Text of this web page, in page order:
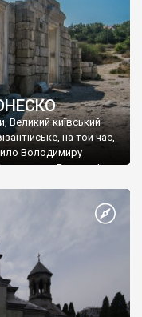
Великий київський
на той час,
Володимиру
Василю ІІ, та
християнином.
Таврійського